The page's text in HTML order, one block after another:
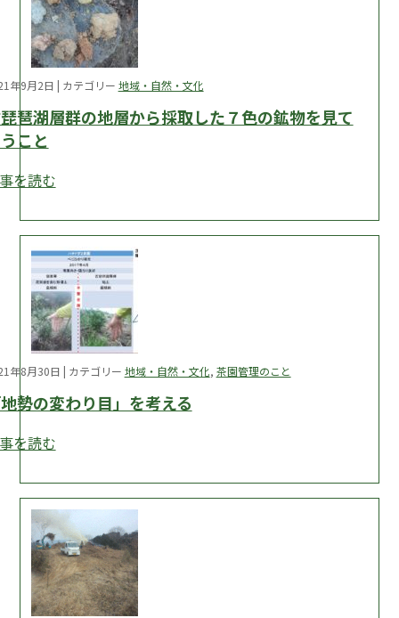
年9月2日 | カテゴリー 地域・自然・文化
琶湖層群の地層から採取した７色の鉱物を見て
こと
を読む
年8月30日 | カテゴリー 地域・自然・文化, 茶園管理のこと
勢の変わり目」を考える
を読む